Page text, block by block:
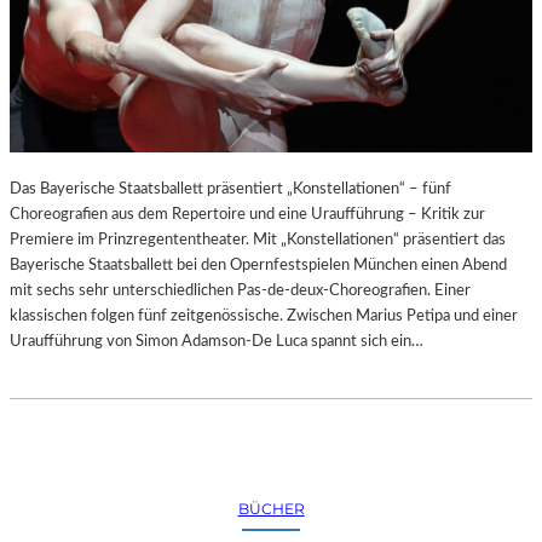
Das Bayerische Staatsballett präsentiert „Konstellationen“ – fünf
Choreografien aus dem Repertoire und eine Uraufführung – Kritik zur
Premiere im Prinzregententheater. Mit „Konstellationen“ präsentiert das
Bayerische Staatsballett bei den Opernfestspielen München einen Abend
mit sechs sehr unterschiedlichen Pas-de-deux-Choreografien. Einer
klassischen folgen fünf zeitgenössische. Zwischen Marius Petipa und einer
Uraufführung von Simon Adamson-De Luca spannt sich ein…
BÜCHER